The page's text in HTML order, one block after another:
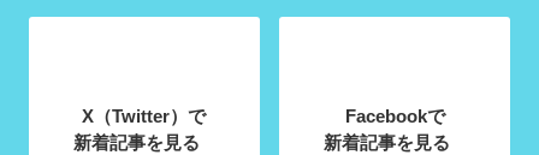
X（Twitter）で
新着記事を見る
Facebookで
新着記事を見る